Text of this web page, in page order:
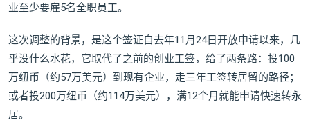
业至少要雇5名全职员工。
这次调整的背景，是这个签证自去年11月24日开放申请以来，几
乎没什么水花，它取代了之前的创业工签，给了两条路：投100
万纽币（约57万美元）到现有企业，走三年工签转居留的路径；
或者投200万纽币（约114万美元），满12个月就能申请快速转永
居。